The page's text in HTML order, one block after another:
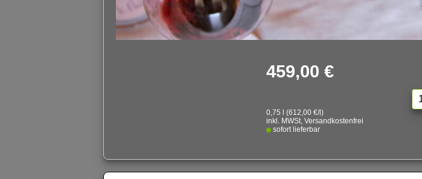
459,00 €
0,75 l (612,00 €/l)
inkl. MWSt, Versandkostenfrei
sofort lieferbar